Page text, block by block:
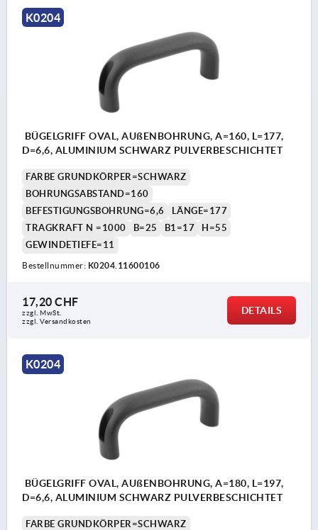
K0204
BÜGELGRIFF OVAL, AUßENBOHRUNG, A=160, L=177,
D=6,6, ALUMINIUM SCHWARZ PULVERBESCHICHTET
FARBE GRUNDKÖRPER=SCHWARZ
BOHRUNGSABSTAND=160
BEFESTIGUNGSBOHRUNG=6,6
LÄNGE=177
TRAGKRAFT N =1000
B=25 B1=17
H=55
GEWINDETIEFE=11
Bestellnummer: K0204.11600106
17,20 CHF
zzgl. MwSt.
zzgl. Versandkosten
DETAILS
K0204
BÜGELGRIFF OVAL, AUßENBOHRUNG, A=180, L=197,
D=6,6, ALUMINIUM SCHWARZ PULVERBESCHICHTET
FARBE GRUNDKÖRPER=SCHWARZ